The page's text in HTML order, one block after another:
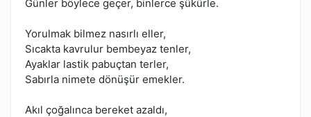
Günler böylece geçer, binlerce şükürle.
Yorulmak bilmez nasırlı eller,
Sıcakta kavrulur bembeyaz tenler,
Ayaklar lastik pabuçtan terler,
Sabırla nimete dönüşür emekler.
Akıl çoğalınca bereket azaldı,